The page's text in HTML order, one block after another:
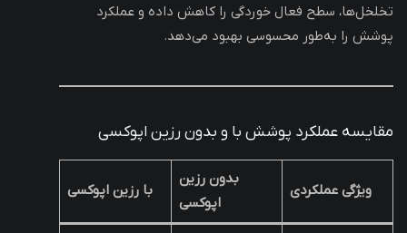
تخلخل‌ها، سطح فعال خوردگی را کاهش داده و عملکرد
پوشش را به‌طور محسوسی بهبود می‌دهد.
مقایسه عملکرد پوشش با و بدون رزین اپوکسی
ویژگی عملکردی
بدون رزین
اپوکسی
با رزین اپوکسی